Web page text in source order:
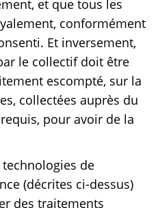
et que tous les
conformément
Et inversement,
le collectif doit être
escompté, sur la
collectées auprès du
pour avoir de la
de
(décrites ci-dessus)
des traitements